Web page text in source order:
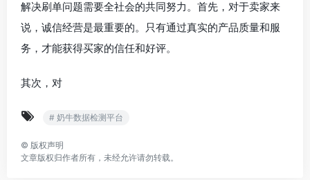
解决刷单问题需要全社会的共同努力。首先，对于卖家来
说，诚信经营是最重要的。只有通过真实的产品质量和服
务，才能获得买家的信任和好评。
其次，对
# 奶牛数据检测平台
© 版权声明
文章版权归作者所有，未经允许请勿转载。